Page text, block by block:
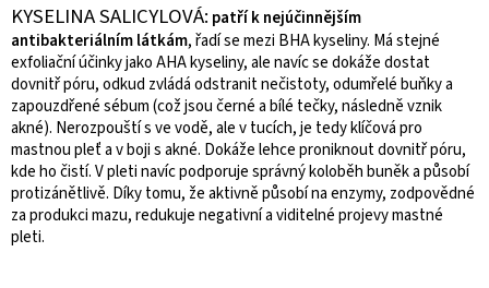
KYSELINA SALICYLOVÁ: patřík nejúčinnějším
antibakteriálním látkám, řadí se mezi BHA kyseliny. Má stejné
exfoliační účinky jako AHA kyseliny, ale navíc se dokáže dostat
dovnitř póru, odkud zvládá odstranit nečistoty, odumřelé buňky a
zapouzdřené sébum (což jsou černé a bílé tečky, následně vznik
akné). Nerozpouští s ve vodě, ale v tucích, je tedy klíčová pro
mastnou pleť a v boji s akné. Dokáže lehce proniknout dovnitř póru,
kde ho čistí. V pleti navíc podporuje správný koloběh buněk a působí
protizánětlivě. Díky tomu, že aktivně působí na enzymy, zodpovědné
za produkci mazu, redukuje negativní a viditelné projevy mastné
pleti.